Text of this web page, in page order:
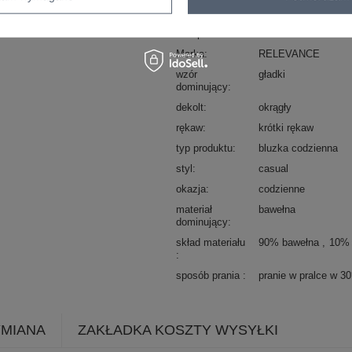
Marka
RELEVANCE
wzór
dominujący
gładki
dekolt
okrągły
rękaw
krótki rękaw
typ produktu
bluzka codzienna
styl
casual
okazja
codzienne
materiał
dominujący
bawełna
skład materiału 90% bawełna
sposób prania pranie w pralce w
ZAKŁADKA KOSZTY WYSYŁKI